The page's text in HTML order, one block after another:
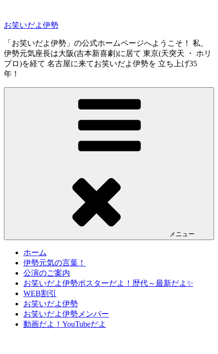
テ
ン
ツ
へ
ス
キ
ッ
お笑いだよ伊勢
「お笑いだよ伊勢」の公式ホームページへようこそ！ 私、
伊勢元気座長は大阪(吉本新喜劇)に居て 東京(天突天 ・ ホリ
プロ)を経て 名古屋に来てお笑いだよ伊勢を 立ち上げ35
年！
メニュー
ホーム
伊勢元気の言葉！
公演のご案内
お笑いだよ伊勢ポスターだよ！歴代～最新だよ✨
WEB割引
お笑いだよ伊勢
お笑いだよ伊勢メンバー
動画だよ！YouTubeだよ